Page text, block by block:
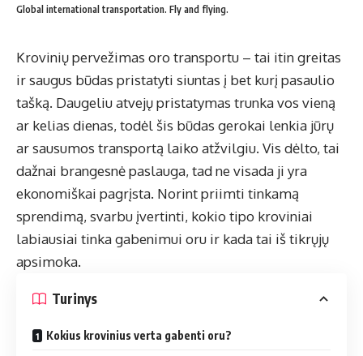
Global international transportation. Fly and flying.
Krovinių pervežimas oro transportu – tai itin greitas
ir saugus būdas pristatyti siuntas į bet kurį pasaulio
tašką. Daugeliu atvejų pristatymas trunka vos vieną
ar kelias dienas, todėl šis būdas gerokai lenkia jūrų
ar sausumos transportą laiko atžvilgiu. Vis dėlto, tai
dažnai brangesnė paslauga, tad ne visada ji yra
ekonomiškai pagrįsta. Norint priimti tinkamą
sprendimą, svarbu įvertinti, kokio tipo kroviniai
labiausiai tinka gabenimui oru ir kada tai iš tikrųjų
apsimoka.
Turinys
Kokius krovinius verta gabenti oru?